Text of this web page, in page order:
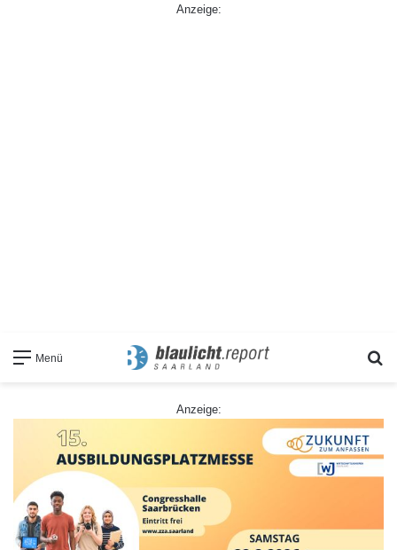
Anzeige:
Menü
Anzeige: